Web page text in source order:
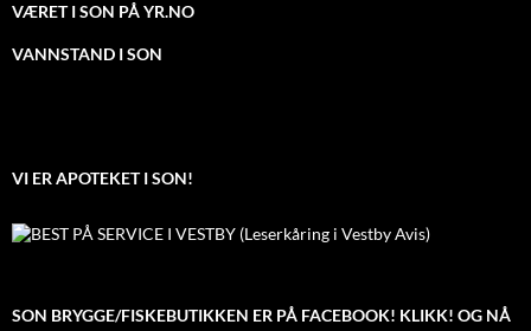
VÆRET I SON PÅ YR.NO
VANNSTAND I SON
VI ER APOTEKET I SON!
SON BRYGGE/FISKEBUTIKKEN ER PÅ FACEBOOK! KLIKK! OG NÅ